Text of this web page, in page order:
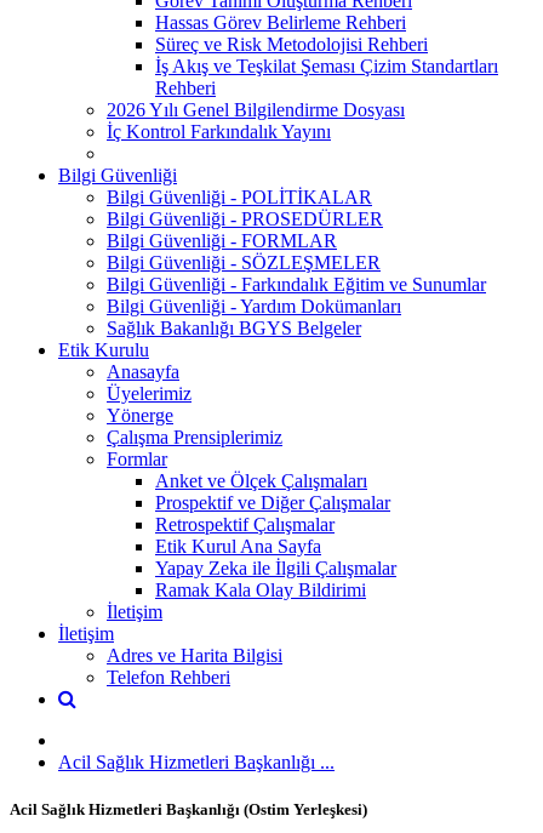
Hassas Görev Belirleme Rehberi
Süreç ve Risk Metodolojisi Rehberi
İş Akış ve Teşkilat Şeması Çizim Standartları
Rehberi
2026 Yılı Genel Bilgilendirme Dosyası
İç Kontrol Farkındalık Yayını
Bilgi Güvenliği
Bilgi Güvenliği - POLİTİKALAR
Bilgi Güvenliği - PROSEDÜRLER
Bilgi Güvenliği - FORMLAR
Bilgi Güvenliği - SÖZLEŞMELER
Bilgi Güvenliği - Farkındalık Eğitim ve Sunumlar
Bilgi Güvenliği - Yardım Dokümanları
Sağlık Bakanlığı BGYS Belgeler
Etik Kurulu
Anasayfa
Üyelerimiz
Yönerge
Çalışma Prensiplerimiz
Formlar
Anket ve Ölçek Çalışmaları
Prospektif ve Diğer Çalışmalar
Retrospektif Çalışmalar
Etik Kurul Ana Sayfa
Yapay Zeka ile İlgili Çalışmalar
Ramak Kala Olay Bildirimi
İletişim
İletişim
Adres ve Harita Bilgisi
Telefon Rehberi
Acil Sağlık Hizmetleri Başkanlığı ...
Acil Sağlık Hizmetleri Başkanlığı (Ostim Yerleşkesi)